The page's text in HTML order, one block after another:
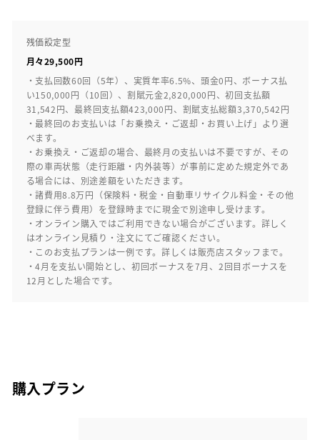
残価設定型
月々29,500円
・支払回数60回（5年）、実質年率6.5%、頭金0円、ボーナス払
い150,000円（10回）、割賦元金2,820,000円、初回支払額
31,542円、最終回支払額423,000円、割賦支払総額3,370,542円
・最終回のお支払いは「お乗換え・ご返却・お買い上げ」より選
べます。
・お乗換え・ご返却の場合、最終月の支払いは不要ですが、その
際の車両状態（走行距離・内外装等）が事前に定めた規定外であ
る場合には、別途差額をいただきます。
・諸費用8.8万円（保険料・税金・自動車リサイクル料金・その他
登録に伴う費用）を登録時までに現金で別途申し受けます。
・オンライン購入ではご利用できない場合がございます。詳しく
はオンライン見積り・注文にてご確認ください。
・このお支払プランは一例です。詳しくは販売店スタッフまで。
・4月を支払い開始とし、初回ボーナスを7月、2回目ボーナスを
12月とした場合です。
購入プラン